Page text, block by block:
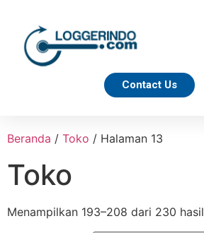
Contact Us
Beranda / Toko / Halaman 13
Toko
Menampilkan 193–208 dari 230 hasil